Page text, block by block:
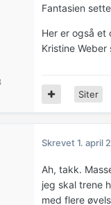
Fantasien
Her er også et
Kristine Weber
Siter
Skrevet1. april
Ah, takk.
jeg skal trene
med flere